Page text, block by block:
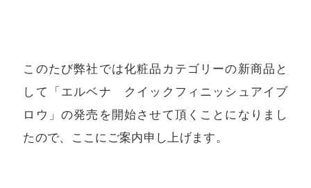
このたび弊社では化粧品カテゴリーの新商品と
して「エルベナ クイックフィニッシュアイブ
ロウ」の発売を開始させて頂くことになりまし
たので、ここにご案内申し上げます。